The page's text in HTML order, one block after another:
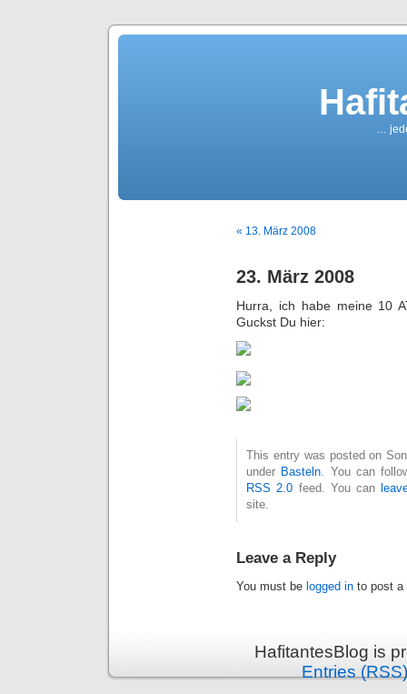
…
« 13. März 2008
23. März 2008
Hurra, ich habe meine 10
Guckst Du hier:
This entry was posted on
under Basteln. You can
RSS 2.0 feed. You can
site.
Leave a Reply
You must be logged in to post a
HafitantesBlog is
Entries (RSS)